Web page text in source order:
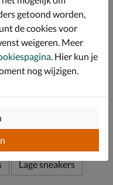
De luchtkamers
waardoor
Lage sneakers
getoond worden,
de cookies voor
weigeren. Meer
. Hier kun je
nog wijzigen.